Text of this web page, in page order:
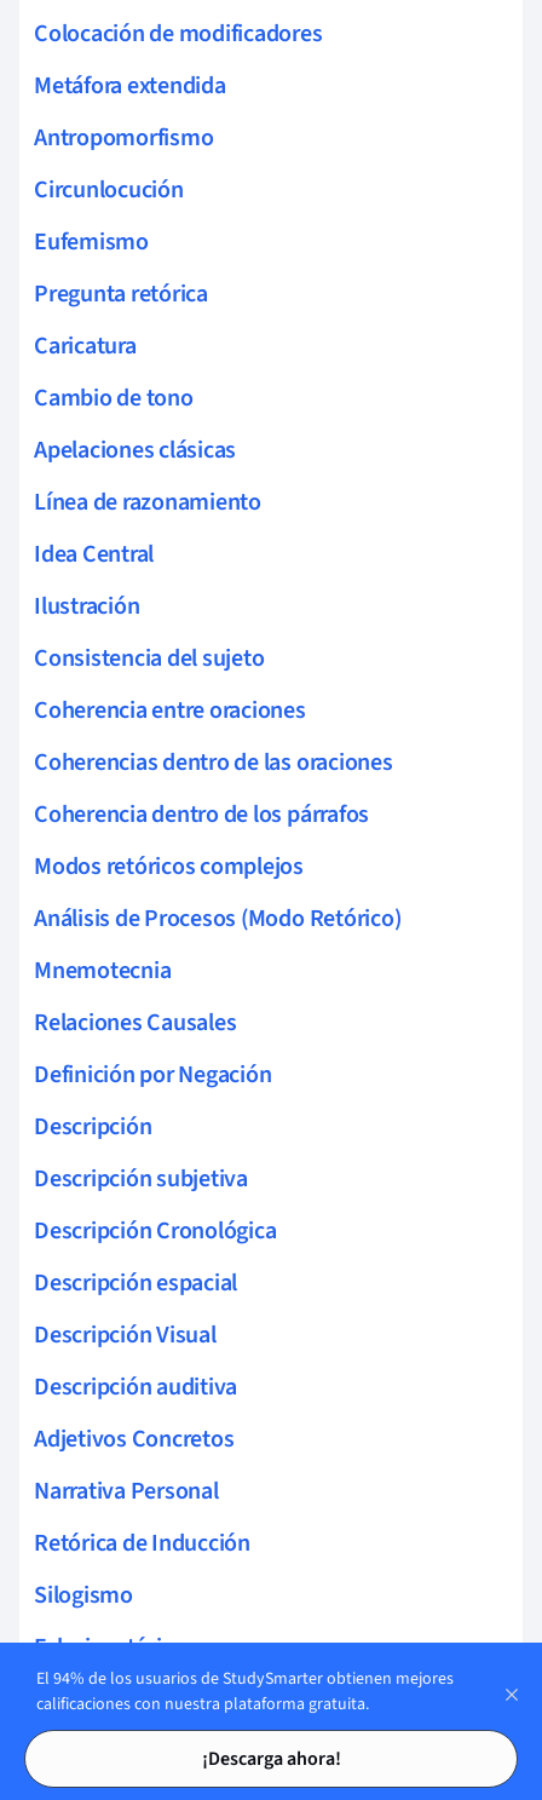
Tarjetas de estudio
Tarjetas de estudio
Colocación de modificadores
Metáfora extendida
Antropomorfismo
Circunlocución
Eufemismo
Pregunta retórica
Caricatura
Cambio de tono
Apelaciones clásicas
Línea de razonamiento
Idea Central
Ilustración
Consistencia del sujeto
Coherencia entre oraciones
Coherencias dentro de las oraciones
Coherencia dentro de los párrafos
Modos retóricos complejos
Análisis de Procesos (Modo Retórico)
Mnemotecnia
Relaciones Causales
Definición por Negación
Descripción
Descripción subjetiva
Descripción Cronológica
Descripción espacial
Descripción Visual
Descripción auditiva
Adjetivos Concretos
Narrativa Personal
Retórica de Inducción
Silogismo
Falacia retórica
Construyendo Credibilidad
Equivalencia Falsa
El 94% de los usuarios de StudySmarter obtienen mejores
calificaciones con nuestra plataforma gratuita.
¡Descarga ahora!